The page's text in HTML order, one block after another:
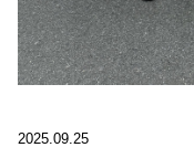
2025.09.25